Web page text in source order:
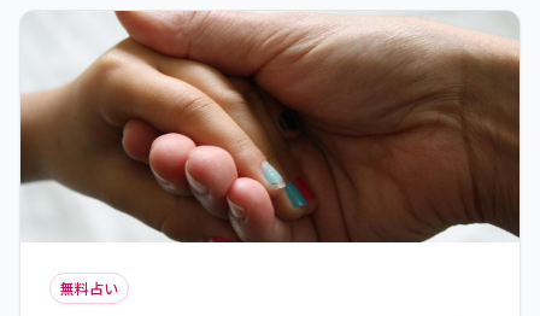
無料占い